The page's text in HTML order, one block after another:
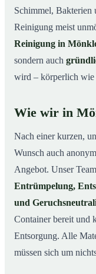
Schimmel, Bakterien
Reinigung meist
Reinigung in
sondern auch
wird – körperlich wie
Wie wir in
Nach einer kurzen,
Wunsch auch
Angebot. Unser
Entrümpelung,
und
Container bereit und
Entsorgung. Alle
müssen sich um